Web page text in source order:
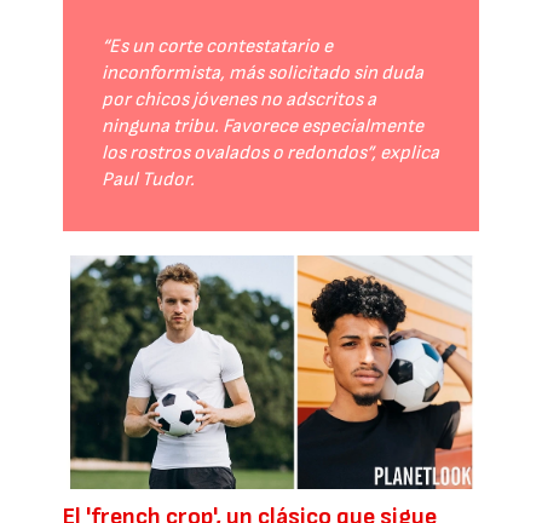
“Es un corte contestatario e
inconformista, más solicitado sin duda
por chicos jóvenes no adscritos a
ninguna tribu. Favorece especialmente
los rostros ovalados o redondos”, explica
Paul Tudor.
El 'french crop', un clásico que sigue